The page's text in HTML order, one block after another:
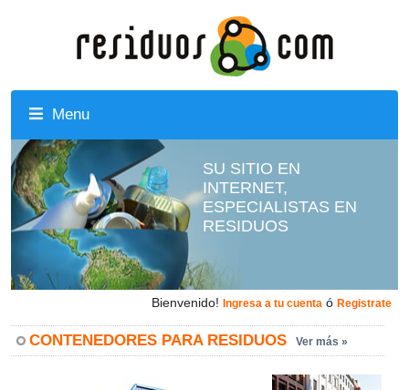
Menu
SU SITIO EN
INTERNET,
ESPECIALISTAS EN
RESIDUOS
Bienvenido! Ingresa a tu cuenta ó Registrate
CONTENEDORES PARA RESIDUOS Ver más »